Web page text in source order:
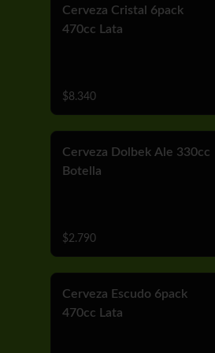
Cerveza Cristal 6pack
470cc Lata
$8.340
Cerveza Dolbek Ale 330cc
Botella
$2.790
Cerveza Escudo 6pack
470cc Lata